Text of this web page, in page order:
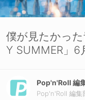
僕が見たかっ
Y SUMMER」6
Pop'n'Roll 編
Pop'n'Roll 編集